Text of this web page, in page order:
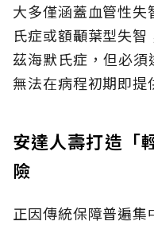
大多僅涵蓋血管性
氏症或額顳葉型失
茲海默氏症，但必須
無法在病程初期即提
安達人壽打造「
險
正因傳統保障普遍